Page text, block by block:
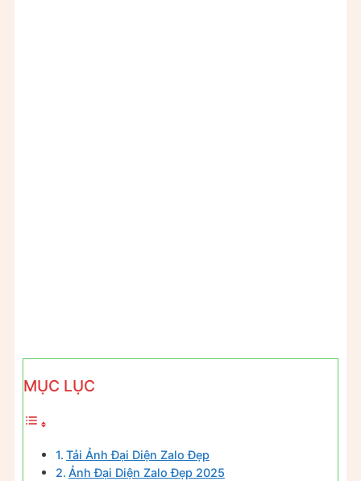
MỤC LỤC
Tải Ảnh Đại Diện Zalo Đẹp
Ảnh Đại Diện Zalo Đẹp 2025